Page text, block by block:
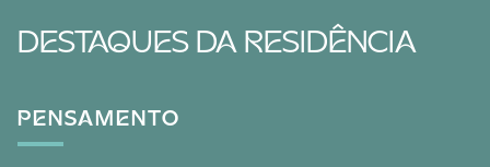
DESTAQUES DA RESIDÊNCIA
PENSAMENTO